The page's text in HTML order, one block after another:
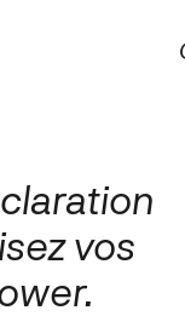
vos